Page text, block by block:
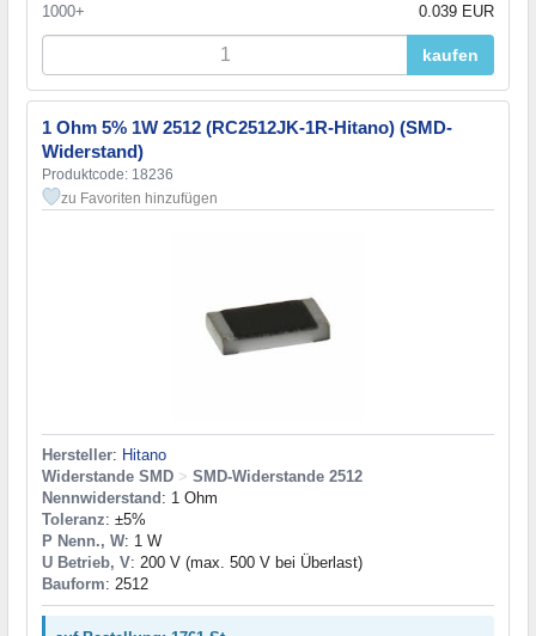
1000+
0.039 EUR
kaufen
1 Ohm 5% 1W 2512 (RC2512JK-1R-Hitano) (SMD-
Widerstand)
Produktcode: 18236
zu Favoriten hinzufügen
Hersteller: Hitano
Widerstande SMD > SMD-Widerstande 2512
Nennwiderstand: 1 Ohm
Toleranz: ±5%
P Nenn., W: 1 W
U Betrieb, V: 200 V (max. 500 V bei Überlast)
Bauform: 2512